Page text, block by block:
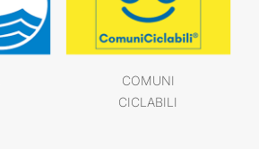
COMUNI
CICLABILI